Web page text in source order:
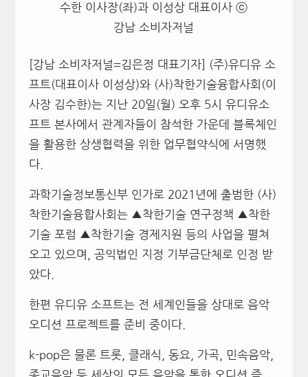
수한 이사장(좌)과 이성상 대표이사 ⓒ
강남 소비자저널
[강남 소비자저널=김은정 대표기자] (주)유디유 소
프트(대표이사 이성상)와 (사)착한기술융합사회(이
사장 김수한)는 지난 20일(월) 오후 5시 유디유소
프트 본사에서 관계자들이 참석한 가운데 블록체인
을 활용한 상생협력을 위한 업무협약식에 서명했
다.
과학기술정보통신부 인가로 2021년에 출범한 (사)
착한기술융합사회는 ▲착한기술 연구정책 ▲착한
기술 포럼 ▲착한기술 경제지원 등의 사업을 펼쳐
오고 있으며, 공익법인 지정 기부금단체로 인정 받
았다.
한편 유디유 소프트는 전 세계인들을 상대로 음악
오디션 프로젝트를 준비 중이다.
k-pop은 물론 트롯, 클래식, 동요, 가곡, 민속음악,
종교음악 등 세상의 모든 음악을 통한 오디션 즉,